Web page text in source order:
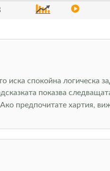
спокойна логическа
показва
предпочитате хартия,